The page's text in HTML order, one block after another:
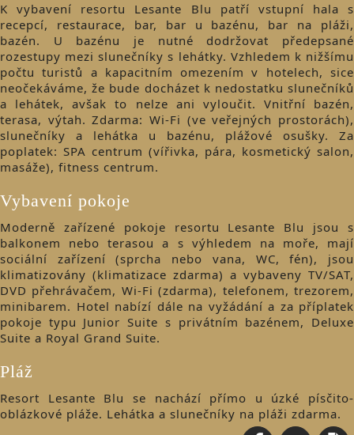
K vybavení resortu Lesante Blu patří vstupní hala s
recepcí, restaurace, bar, bar u bazénu, bar na pláži,
bazén. U bazénu je nutné dodržovat předepsané
rozestupy mezi slunečníky s lehátky. Vzhledem k nižšímu
počtu turistů a kapacitním omezením v hotelech, sice
neočekáváme, že bude docházet k nedostatku slunečníků
a lehátek, avšak to nelze ani vyloučit. Vnitřní bazén,
terasa, výtah. Zdarma: Wi-Fi (ve veřejných prostorách),
slunečníky a lehátka u bazénu, plážové osušky. Za
poplatek: SPA centrum (vířivka, pára, kosmetický salon,
masáže), fitness centrum.
Vybavení pokoje
Moderně zařízené pokoje resortu Lesante Blu jsou s
balkonem nebo terasou a s výhledem na moře, mají
sociální zařízení (sprcha nebo vana, WC, fén), jsou
klimatizovány (klimatizace zdarma) a vybaveny TV/SAT,
DVD přehrávačem, Wi-Fi (zdarma), telefonem, trezorem,
minibarem. Hotel nabízí dále na vyžádání a za příplatek
pokoje typu Junior Suite s privátním bazénem, Deluxe
Suite a Royal Grand Suite.
Pláž
Resort Lesante Blu se nachází přímo u úzké písčito-
oblázkové pláže. Lehátka a slunečníky na pláži zdarma.